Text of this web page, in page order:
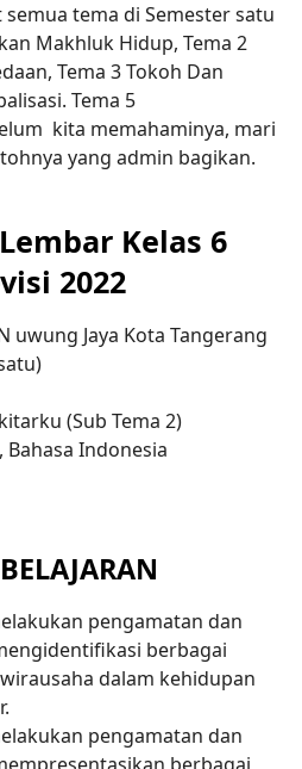
tema di Semester satu
Makhluk Hidup, Tema 2
Tema 3 Tokoh Dan
Tema 5
kita memahaminya, mari
yang admin bagikan.
Kelas 6
2022
uwung Jaya Kota Tangerang
(Sub Tema 2)
Bahasa Indonesia
pengamatan dan
berbagai
dalam kehidupan
pengamatan dan